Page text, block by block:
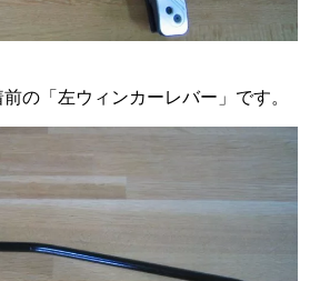
の「左ウィンカーレバー」です。